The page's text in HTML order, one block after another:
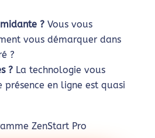
?Vous vous
vous démarquer dans
?
?La technologie vous
en ligne est quasi
ZenStart Pro